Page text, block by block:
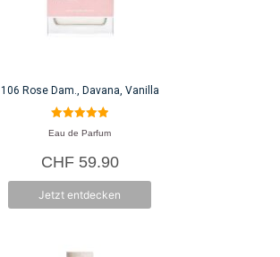
106 Rose Dam., Davana, Vanilla
5.00
von 5
Eau de Parfum
CHF59.90
Jetzt entdecken